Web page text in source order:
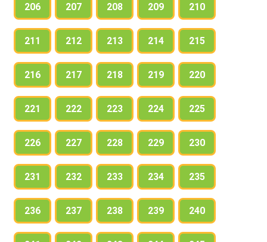
206 207 208 209 210
211 212 213 214 215
216 217 218 219 220
221 222 223 224 225
226 227 228 229 230
231 232 233 234 235
236 237 238 239 240